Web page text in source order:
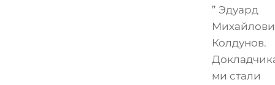
” Эдуард
Колдунов.
ми стали